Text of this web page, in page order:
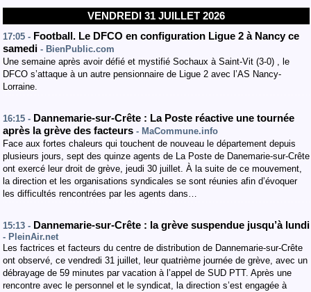
VENDREDI 31 JUILLET 2026
17:05 - Football. Le DFCO en configuration Ligue 2 à Nancy ce
samedi - BienPublic.com
Une semaine après avoir défié et mystifié Sochaux à Saint-Vit (3-0) , le
DFCO s’attaque à un autre pensionnaire de Ligue 2 avec l’AS Nancy-
Lorraine.
16:15 - Dannemarie-sur-Crête : La Poste réactive une tournée
après la grève des facteurs - MaCommune.info
Face aux fortes chaleurs qui touchent de nouveau le département depuis
plusieurs jours, sept des quinze agents de La Poste de Danemarie-sur-Crête
ont exercé leur droit de grève, jeudi 30 juillet. À la suite de ce mouvement,
la direction et les organisations syndicales se sont réunies afin d’évoquer
les difficultés rencontrées par les agents dans…
15:13 - Dannemarie-sur-Crête : la grève suspendue jusqu’à lundi
- PleinAir.net
Les factrices et facteurs du centre de distribution de Dannemarie-sur-Crête
ont observé, ce vendredi 31 juillet, leur quatrième journée de grève, avec un
débrayage de 59 minutes par vacation à l’appel de SUD PTT. Après une
rencontre avec le personnel et le syndicat, la direction s’est engagée à